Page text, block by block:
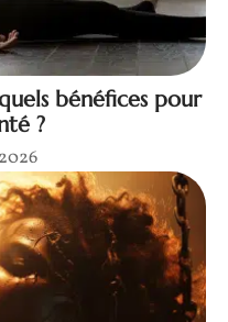
bénéfices pour
?